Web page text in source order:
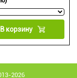
В корзину
2026